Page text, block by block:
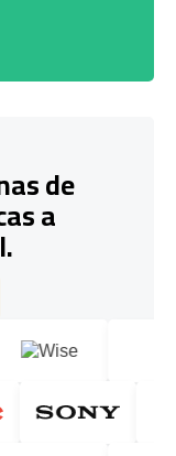
de
a